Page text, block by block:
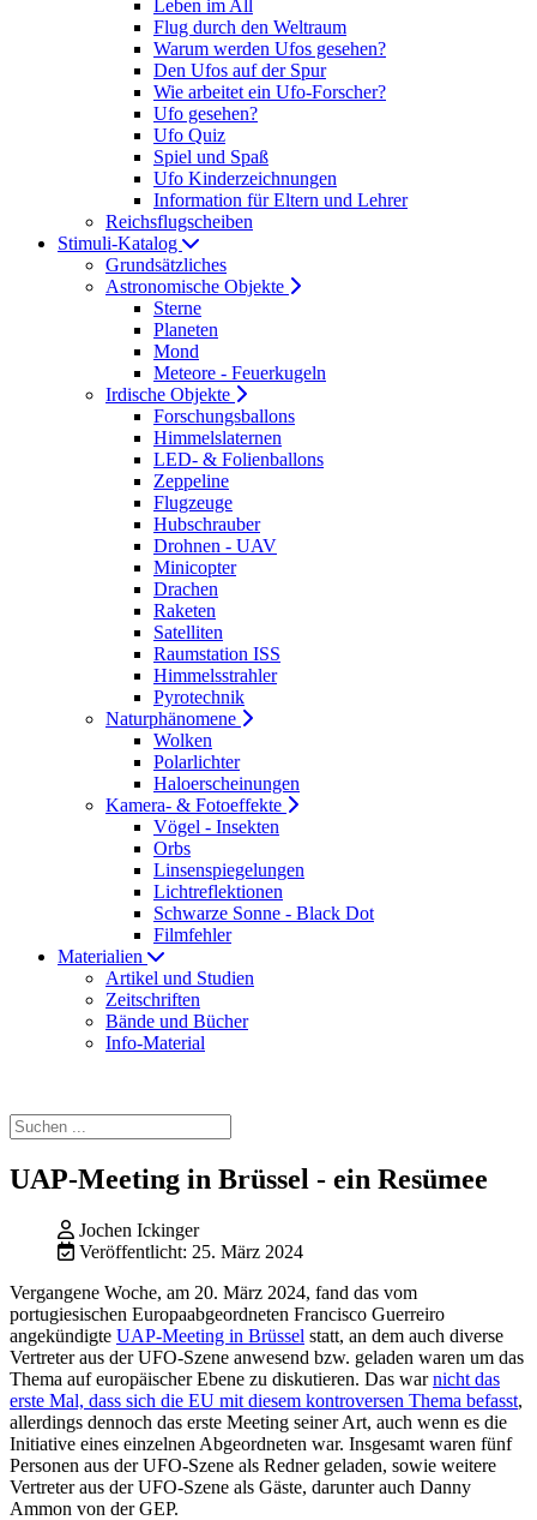
Leben im All
Flug durch den Weltraum
Warum werden Ufos gesehen?
Den Ufos auf der Spur
Wie arbeitet ein Ufo-Forscher?
Ufo gesehen?
Ufo Quiz
Spiel und Spaß
Ufo Kinderzeichnungen
Information für Eltern und Lehrer
Reichsflugscheiben
Stimuli-Katalog
Grundsätzliches
Astronomische Objekte
Sterne
Planeten
Mond
Meteore - Feuerkugeln
Irdische Objekte
Forschungsballons
Himmelslaternen
LED- & Folienballons
Zeppeline
Flugzeuge
Hubschrauber
Drohnen - UAV
Minicopter
Drachen
Raketen
Satelliten
Raumstation ISS
Himmelsstrahler
Pyrotechnik
Naturphänomene
Wolken
Polarlichter
Haloerscheinungen
Kamera- & Fotoeffekte
Vögel - Insekten
Orbs
Linsenspiegelungen
Lichtreflektionen
Schwarze Sonne - Black Dot
Filmfehler
Materialien
Artikel und Studien
Zeitschriften
Bände und Bücher
Info-Material
UAP-Meeting in Brüssel - ein Resümee
Jochen Ickinger
Veröffentlicht: 25. März 2024
Vergangene Woche, am 20. März 2024, fand das vom
portugiesischen Europaabgeordneten Francisco Guerreiro
angekündigte UAP-Meeting in Brüssel statt, an dem auch diverse
Vertreter aus der UFO-Szene anwesend bzw. geladen waren um das
Thema auf europäischer Ebene zu diskutieren. Das warnicht das
erste Mal, dass sich die EU mit diesem kontroversen Thema befasst,
allerdings dennoch das erste Meeting seiner Art, auch wenn es die
Initiative eines einzelnen Abgeordneten war. Insgesamt waren fünf
Personen aus der UFO-Szene als Redner geladen, sowie weitere
Vertreter aus der UFO-Szene als Gäste, darunter auch Danny
Ammon von der GEP.